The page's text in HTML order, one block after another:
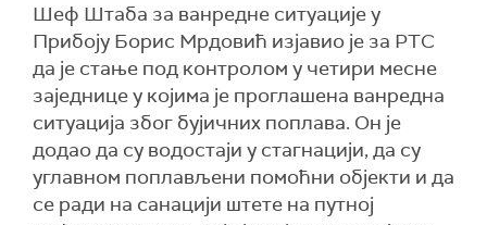
Шеф Штаба за ванредне ситуације у
Прибоју Борис Мрдовић изјавио је за РТС
да је стање под контролом у четири месне
заједнице у којима је проглашена ванредна
ситуација због бујичних поплава. Он је
додао да су водостаји у стагнацији, да су
углавном поплављени помоћни објекти и да
се ради на санацији штете на путној